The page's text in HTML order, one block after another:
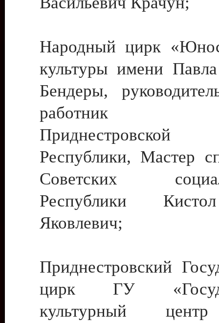
Народный цирк
культуры имени
Бендеры,
работник
Приднестровской
Республики, Мастер
Советских
Республики
Яковлевич;
Приднестровский
цирк ГУ
культурный